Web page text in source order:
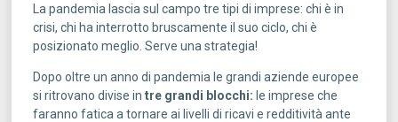
La pandemia lascia sul campo tre tipi di imprese: chi è in
crisi, chi ha interrotto bruscamente il suo ciclo, chi è
posizionato meglio. Serve una strategia!
Dopo oltre un anno di pandemia le grandi aziende europee
si ritrovano divise in tre grandi blocchi: le imprese che
faranno fatica a tornare ai livelli di ricavi e redditività ante